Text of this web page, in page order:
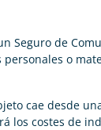
Seguro de
o
cae desde
los costes de